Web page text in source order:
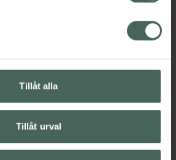
Tillåt alla
Tillåt urval
här för dig. Du hittar oss från Skåne i
och online i mobilen och på
du är så är det vårt uppdrag att